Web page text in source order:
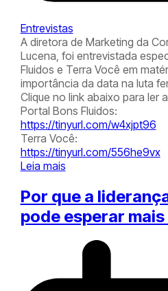
Entrevistas
A diretora de Marketing da
Lucena, foi entrevistada
Fluidos e Terra Você em
importância da data na luta
Clique no link abaixo para ler
Portal Bons Fluidos:
https://tinyurl.com/w4xjpt96
Terra Você:
https://tinyurl.com/556he9vx
Leia mais
Por que a
pode esperar